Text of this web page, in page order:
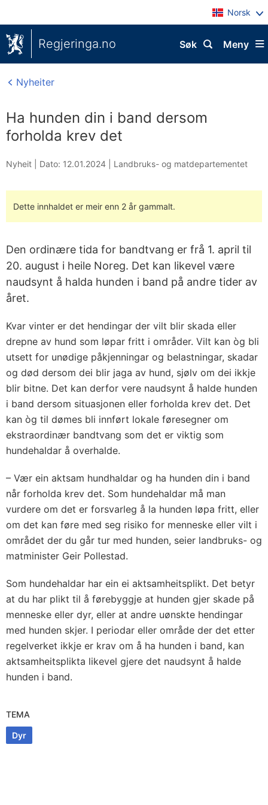
Norsk
Regjeringa.no Meny
Søk
Nyheiter
Ha hunden din i band dersom
forholda krev det
Nyheit | Dato: 12.01.2024 Landbruks- og matdepartementet
Dette innhaldet er meir enn 2 år gammalt.
Den ordinære tida for bandtvang er frå 1. april til
20. august i heile Noreg. Det kan likevel være
naudsynt å halda hunden i band på andre tider av
året.
Kvar vinter er det hendingar der vilt blir skada eller
drepne av hund som løpar fritt i områder. Vilt kan òg bli
utsett for unødige påkjenningar og belastningar, skadar
og død dersom dei blir jaga av hund, sjølv om dei ikkje
blir bitne. Det kan derfor vere naudsynt å halde hunden
i band dersom situasjonen eller forholda krev det. Det
kan òg til dømes bli innført lokale føresegner om
ekstraordinær bandtvang som det er viktig som
hundehaldar å overhalde.
– Vær ein aktsam hundhaldar og ha hunden din i band
når forholda krev det. Som hundehaldar må man
vurdere om det er forsvarleg å la hunden løpa fritt, eller
om det kan føre med seg risiko for menneske eller vilt i
området der du går tur med hunden, seier landbruks- og
matminister Geir Pollestad.
Som hundehaldar har ein ei aktsamheitsplikt. Det betyr
at du har plikt til å førebyggje at hunden gjer skade på
menneske eller dyr, eller at andre uønskte hendingar
med hunden skjer. I periodar eller område der det etter
regelverket ikkje er krav om å ha hunden i band, kan
aktsamheitsplikta likevel gjere det naudsynt å halde
hunden i band.
TEMA
Dyr